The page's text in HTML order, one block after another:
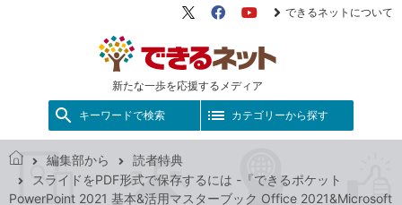
新たな一歩を応援するメディア
X（旧
FacebookYouTube
できるネットについて
キーワードで検索 カテゴリーから探す
で
き
編集部から
読者特典
スライドをPDF形式で保存するには -『できるポケット
PowerPoint 2021 基本&活用マスターブック Office 2021&Microsoft